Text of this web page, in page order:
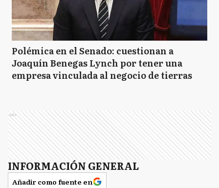
Polémica en el Senado: cuestionan a
Joaquín Benegas Lynch por tener una
empresa vinculada al negocio de tierras
Ads
INFORMACIÓN GENERAL
Añadir como fuente en